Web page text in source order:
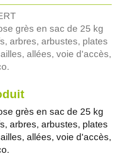
grès en sac de 25 kg
arbres, arbustes, plates
allées, voie d'accès,
grès en sac de 25 kg
arbres, arbustes, plates
allées, voie d'accès,